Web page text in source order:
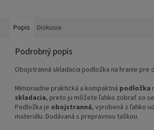
Popis Diskusia
Podrobný popis
Obojstranná skladacia podložka na hranie pre
Mimoriadne praktická a kompaktná podložka
skladacia, preto ju môžete ľahko zobrať so
Podložka je obojstranná, vyrobená z ľahko
materiálu. Dodávaná s prepravnou taškou.